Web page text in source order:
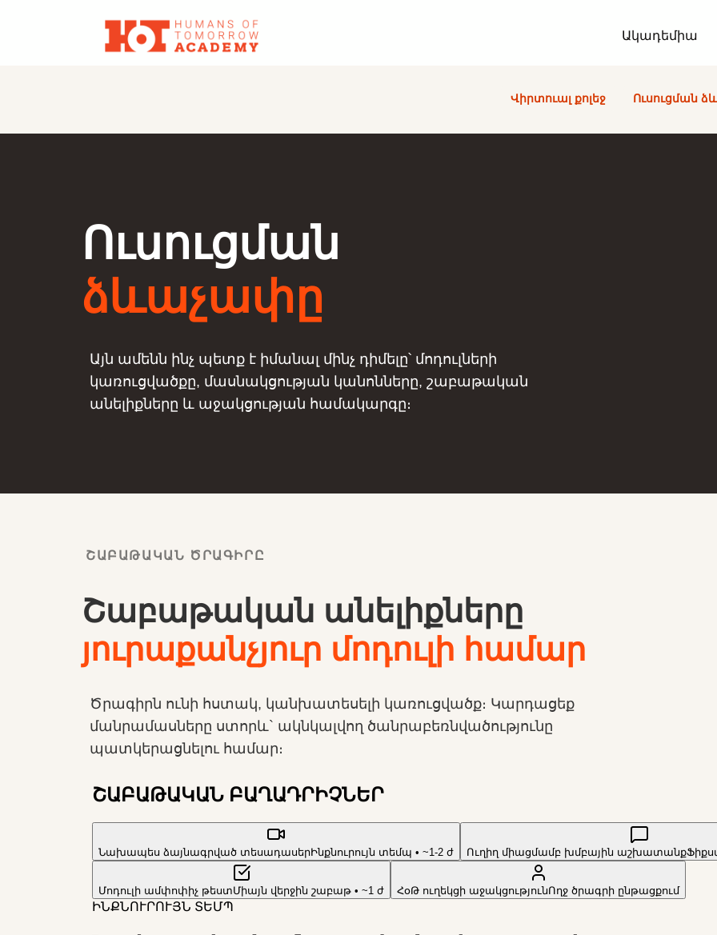
Ակադեմիա
Վիրտուալ քոլեջ Ուսուցման
Ուսուցման
ձևաչափը
Այն ամենն ինչ պետք է իմանալ մինչ դիմելը՝ մոդուլների
կառուցվածքը, մասնակցության կանոնները, շաբաթական
անելիքները և աջակցության համակարգը։
ՇԱԲԱԹԱԿԱՆ ԾՐԱԳԻՐԸ
Շաբաթական անելիքները
յուրաքանչյուր մոդուլի համար
Ծրագիրն ունի հստակ, կանխատեսելի կառուցվածք։ Կարդացեք
մանրամասները ստորև` ակնկալվող ծանրաբեռնվածությունը
պատկերացնելու համար։